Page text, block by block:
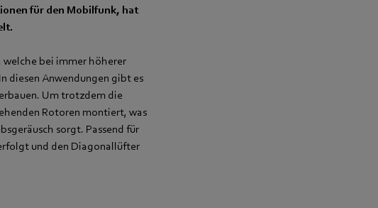
für den Mobilfunk, hat
bei immer höherer
diesen Anwendungen gibt es
Um trotzdem die
Rotoren montiert, was
sorgt. Passend für
und den Diagonallüfter